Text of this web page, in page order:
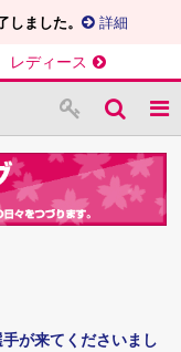
ました。 詳細
レディース
が来てくださいまし